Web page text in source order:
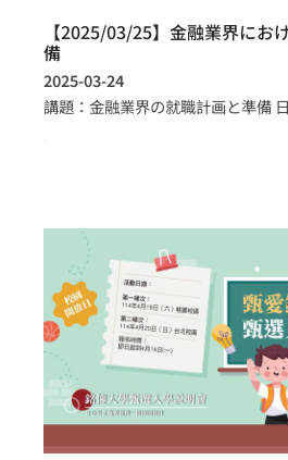
【2025/03/25】金融業界にお
備
2025-03-24
講題：金融業界の就職計画と準備